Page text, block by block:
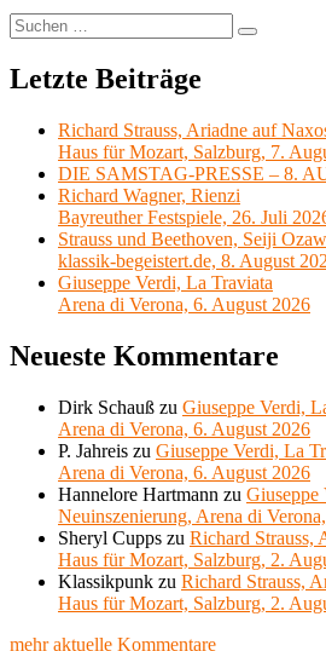
Suchen
nach:
Suchen
Letzte Beiträge
Richard Strauss, Ariadne auf
Haus für Mozart, Salzburg, 7.
DIE SAMSTAG-PRESSE – 8.
Richard Wagner, Rienzi
Bayreuther Festspiele, 26. Juli
Strauss und Beethoven, Seiji
klassik-begeistert.de, 8. August
Giuseppe Verdi, La Traviata
Arena di Verona, 6. August 2026
Neueste Kommentare
Dirk Schauß zu Giuseppe Verdi,
Arena di Verona, 6. August 2026
P. Jahreis zu Giuseppe Verdi, La
Arena di Verona, 6. August 2026
Hannelore Hartmann zu Giuseppe
Neuinszenierung, Arena di
Sheryl Cupps zu Richard Strauss,
Haus für Mozart, Salzburg, 2.
Klassikpunk zu Richard Strauss,
Haus für Mozart, Salzburg, 2.
mehr aktuelle Kommentare